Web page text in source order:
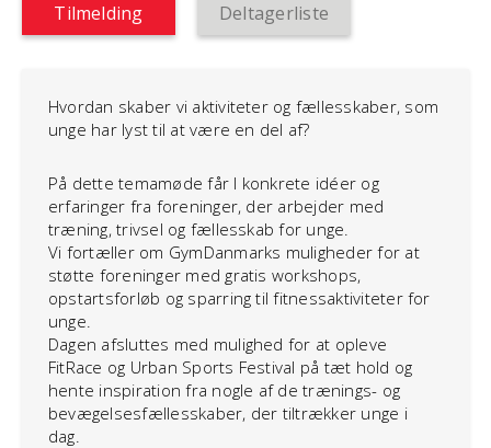
Tilmelding Deltagerliste
Hvordan skaber vi aktiviteter og fællesskaber, som
unge har lyst til at være en del af?
På dette temamøde får I konkrete idéer og
erfaringer fra foreninger, der arbejder med
træning, trivsel og fællesskab for unge.
Vi fortæller om GymDanmarks muligheder for at
støtte foreninger med gratis workshops,
opstartsforløb og sparring til fitnessaktiviteter for
unge.
Dagen afsluttes med mulighed for at opleve
FitRace og Urban Sports Festival på tæt hold og
hente inspiration fra nogle af de trænings- og
bevægelsesfællesskaber, der tiltrækker unge i
dag.